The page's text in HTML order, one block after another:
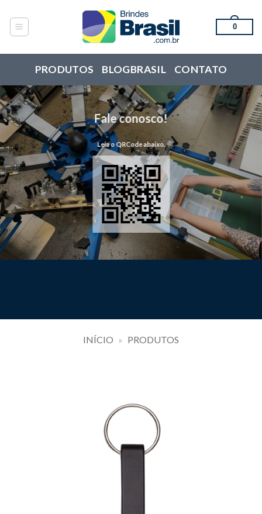
content
0
PRODUTOS BLOGBRASIL CONTATO
Fale conosco!
Leia o QRCode abaixo.
INÍCIO » PRODUTOS